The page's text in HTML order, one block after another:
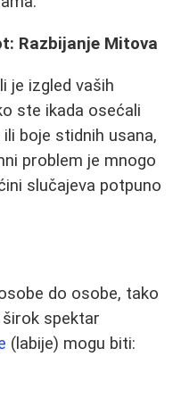
Razbijanje Mitova
je izgled vaših
ste ikada osećali
boje stidnih usana,
problem je mnogo
slučajeva potpuno
do osobe, tako
spektar
(labije) mogu biti: